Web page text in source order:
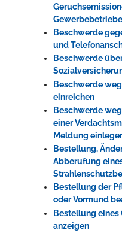
Beschwerde
und
Beschwerde
Beschwerde
einreichen
Beschwerde
einer
Meldung
Bestellung,
Abberufung
Bestellung der
oder Vormund
Bestellung
anzeigen